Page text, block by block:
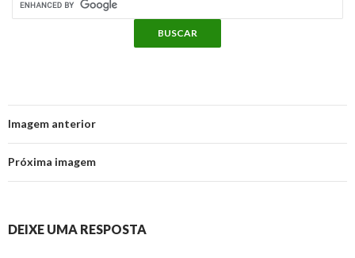
Imagem anterior
Próxima imagem
DEIXE UMA RESPOSTA